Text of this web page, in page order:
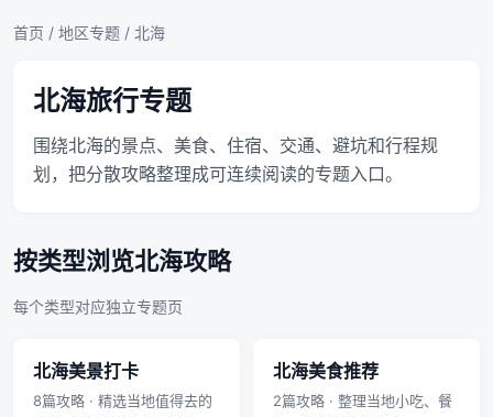
首页 / 地区专题 / 北海
北海旅行专题
围绕北海的景点、美食、住宿、交通、避坑和行程规
划，把分散攻略整理成可连续阅读的专题入口。
按类型浏览北海攻略
每个类型对应独立专题页
北海美景打卡
8篇攻略 · 精选当地值得去的
北海美食推荐
2篇攻略 · 整理当地小吃、餐